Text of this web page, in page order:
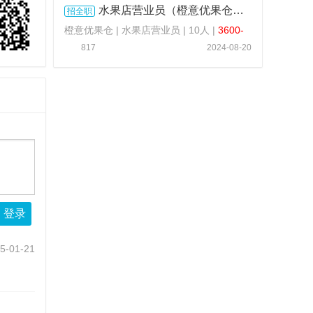
登录
01-21
招全职 水果店营业员（橙意优果仓） ...
橙意优果仓 | 水果店营业员 | 10人 | 3600-
5000 元 / 月
817 2024-08-20